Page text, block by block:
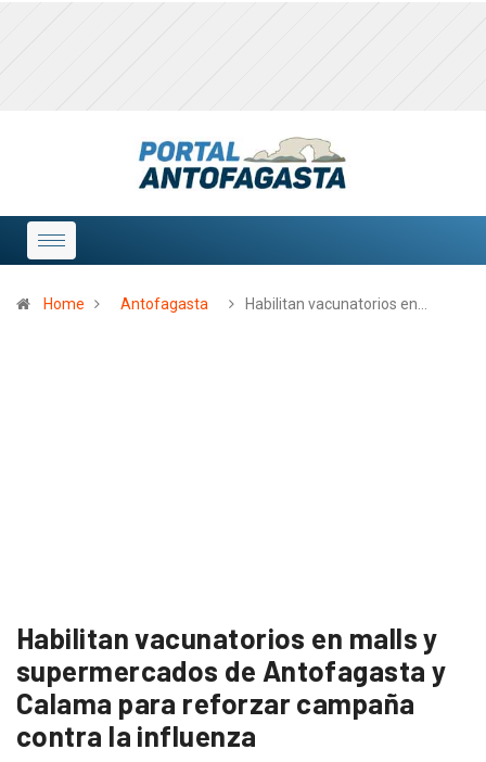
Home Antofagasta Habilitan vacunatorios en…
Habilitan vacunatorios en malls y
supermercados de Antofagasta y
Calama para reforzar campaña
contra la influenza